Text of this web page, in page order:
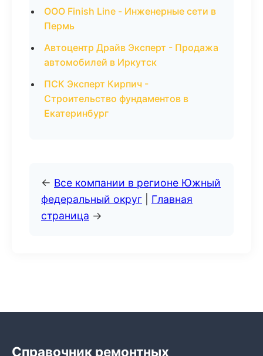
ООО Finish Line - Инженерные сети в
Пермь
Автоцентр Драйв Эксперт - Продажа
автомобилей в Иркутск
ПСК Эксперт Кирпич -
Строительство фундаментов в
Екатеринбург
← Все компании в регионе Южный
федеральный округ
Главная
страница →
Справочник ремонтных